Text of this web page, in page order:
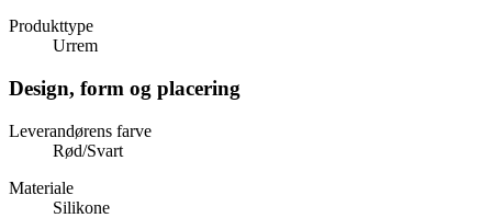
Produkttype
Urrem
Design, form og placering
Leverandørens farve
Rød/Svart
Materiale
Silikone